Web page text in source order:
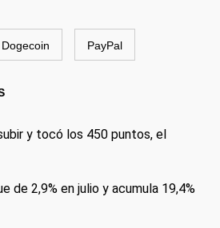
Dogecoin PayPal
y tocó los 450 puntos, el
de 2,9% en julio y acumula 19,4%